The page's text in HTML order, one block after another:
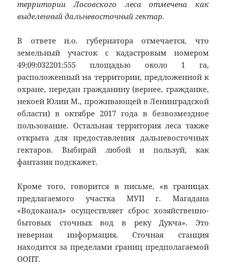
территории Лосовского леса отмечена как
выделенный дальневосточный гектар.
В ответе и.о. губернатора отмечается, что
земельный участок с кадастровым номером
49:09:032201:555 площадью около 1 га,
расположенный на территории, предложенной к
охране, передан гражданину (вернее, гражданке,
некоей Юлии М., проживающей в Ленинградской
области) в октябре 2017 года в безвозмездное
пользование. Остальная территория леса также
открыта для предоставления дальневосточных
гектаров. Выбирай любой и пользуй, как
фантазия подскажет.
Кроме того, говорится в письме, «в границах
предлагаемого участка МУП г. Магадана
«Водоканал» осуществляет сброс хозяйственно-
бытовых сточных вод в реку Дукча». Это
неверная информация. Сточная станция
находится за пределами границ предполагаемой
ООПТ.